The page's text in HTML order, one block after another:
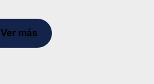
Ver más